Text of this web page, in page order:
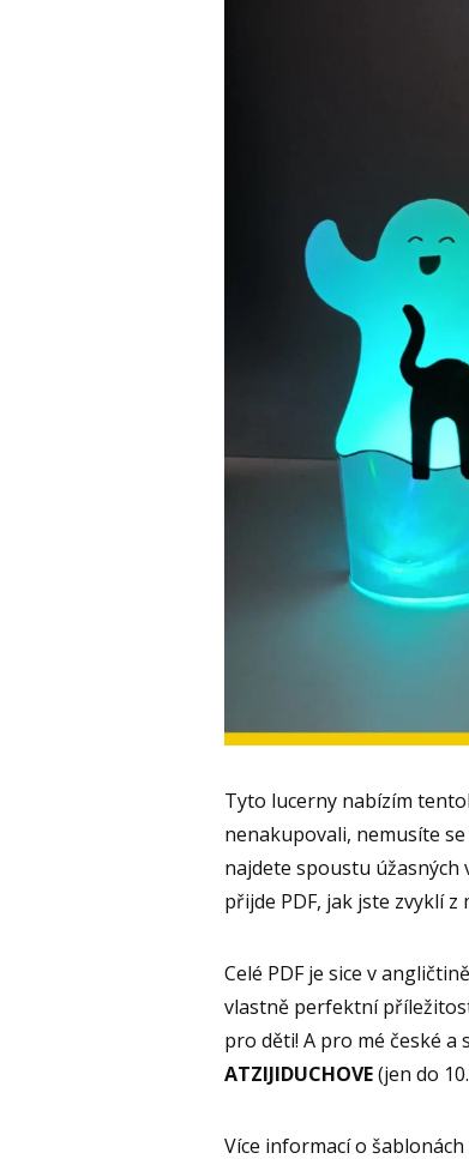
Tyto lucerny nabízím
nenakupovali, nemusíte
najdete spoustu úžasných
přijde PDF, jak jste zvyklí
Celé PDF je sice v
vlastně perfektní
pro děti! A pro mé české a
ATZIJIDUCHOVE(jen do
Více informací o